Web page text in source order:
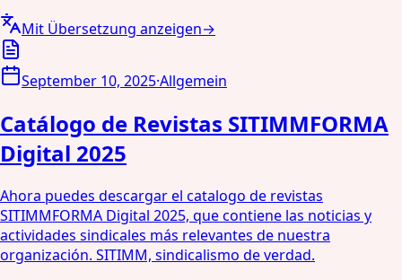
Mit Übersetzung anzeigen→
September 10, 2025·Allgemein
Catálogo de Revistas SITIMMFORMA
Digital 2025
Ahora puedes descargar el catalogo de revistas
SITIMMFORMA Digital 2025, que contiene las noticias y
actividades sindicales más relevantes de nuestra
organización. SITIMM, sindicalismo de verdad.